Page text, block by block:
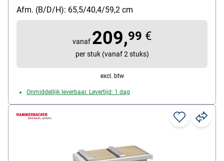
Bijzonderheden: Kras- en slagvaste speciale coating
Met wieltjes: Ja
Afm. (B/D/H): 65,5/40,4/59,2 cm
vanaf 209,99 €
per stuk (vanaf 2 stuks)
excl. btw
Onmiddellijk leverbaar. Levertijd: 1 dag